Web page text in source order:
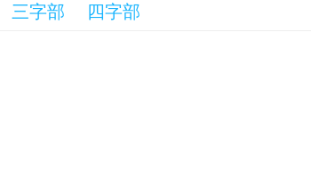
三字部 四字部